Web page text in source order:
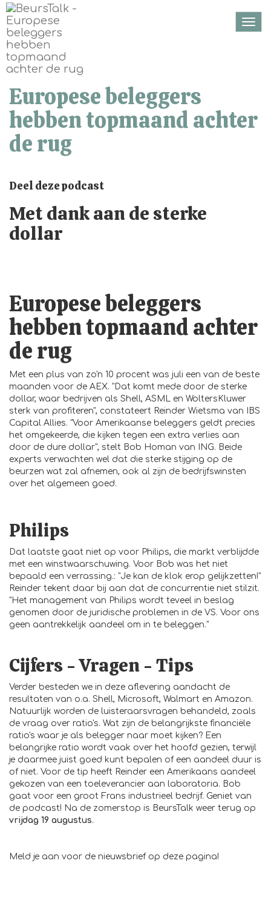
Europese beleggers
hebben topmaand achter
de rug
Deel deze podcast
Met dank aan de sterke
dollar
Europese beleggers
hebben topmaand achter
de rug
Met een plus van zo'n 10 procent was juli een van de beste
maanden voor de AEX. "Dat komt mede door de sterke
dollar, waar bedrijven als Shell, ASML en WoltersKluwer
sterk van profiteren", constateert Reinder Wietsma van IBS
Capital Allies. "Voor Amerikaanse beleggers geldt precies
het omgekeerde, die kijken tegen een extra verlies aan
door de dure dollar", stelt Bob Homan van ING. Beide
experts verwachten wel dat die sterke stijging op de
beurzen wat zal afnemen, ook al zijn de bedrijfswinsten
over het algemeen goed.
Philips
Dat laatste gaat niet op voor Philips, die markt verblijdde
met een winstwaarschuwing. Voor Bob was het niet
bepaald een verrassing.: "Je kan de klok erop gelijkzetten!"
Reinder tekent daar bij aan dat de concurrentie niet stilzit.
"Het management van Philips wordt teveel in beslag
genomen door de juridische problemen in de VS. Voor ons
geen aantrekkelijk aandeel om in te beleggen."
Cijfers - Vragen - Tips
Verder besteden we in deze aflevering aandacht de
resultaten van o.a. Shell, Microsoft, Walmart en Amazon.
Natuurlijk worden de luisteraarsvragen behandeld, zoals
de vraag over ratio's. Wat zijn de belangrijkste financiële
ratio's waar je als belegger naar moet kijken? Een
belangrijke ratio wordt vaak over het hoofd gezien, terwijl
je daarmee juist goed kunt bepalen of een aandeel duur is
of niet. Voor de tip heeft Reinder een Amerikaans aandeel
gekozen van een toeleverancier aan laboratoria. Bob
gaat voor een groot Frans industrieel bedrijf. Geniet van
de podcast! Na de zomerstop is BeursTalk weer terug op
vrijdag 19 augustus.
Meld je aan voor de nieuwsbrief op deze pagina!